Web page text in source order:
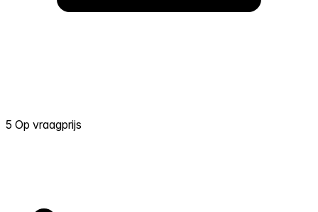
5 Op vraagprijs